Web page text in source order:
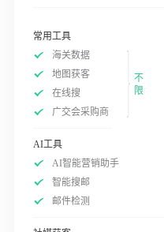
常用工具
海关数据
地图获客
在线搜
广交会采购商
不
限
AI工具
AI智能营销助手
智能搜邮
邮件检测